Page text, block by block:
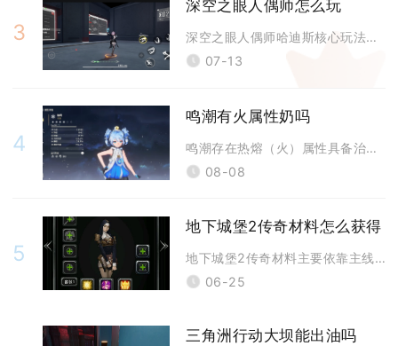
3
深空之眼人偶师怎么玩
深空之眼人偶师哈迪斯核心玩法核心是稳定控住25至75点神能持续叠加冥息
07-13
4
鸣潮有火属性奶吗
鸣潮存在热熔（火）属性具备治疗能力的角色，布兰特与莫宁是当前游戏内两名
08-08
5
地下城堡2传奇材料怎么获得
地下城堡2传奇材料主要依靠主线副本BOSS掉落、黑暗裂隙高层产出、地图
06-25
三角洲行动大坝能出油吗